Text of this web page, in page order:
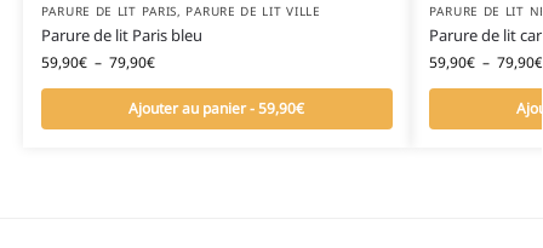
PARURE DE LIT PARIS, PARURE DE LIT VILLE
Parure de lit Paris bleu
59,90€ – 79,90€
Ajouter au panier - 59,90€
PARURE DE LIT
Parure de lit
59,90€ – 79,90€